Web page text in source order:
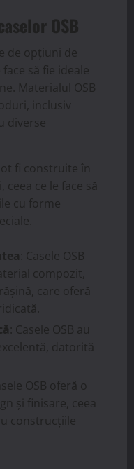
OSB
de opțiuni de
să fie ideale
Materialul OSB
inclusiv
diverse
fi construite în
ce le face să
cu forme
: Casele OSB
compozit,
care oferă
: Casele OSB au
datorită
OSB oferă o
și finisare, ceea
construcțiile